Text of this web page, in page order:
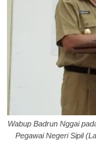
Wabup Badrun Nggai
Pegawai Negeri Sipil